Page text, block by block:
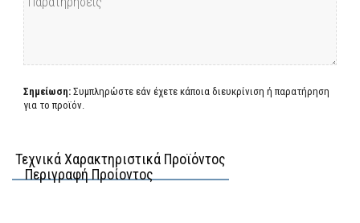
Σημείωση: Συμπληρώστε εάν έχετε κάποια διευκρίνιση ή παρατήρηση
για το προϊόν.
Τεχνικά Χαρακτηριστικά Προϊόντος
Περιγραφή Προίοντος